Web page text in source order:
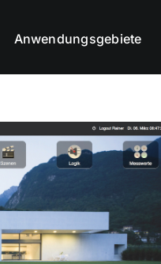
Anwendungsgebiete